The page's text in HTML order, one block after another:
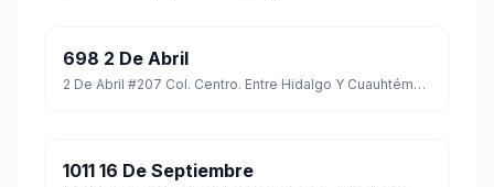
698 2 De Abril
2 De Abril #207 Col. Centro. Entre Hidalgo Y Cuauhtémoc C.p. 90300
1011 16 De Septiembre